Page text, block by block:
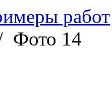
работ
Фото 14